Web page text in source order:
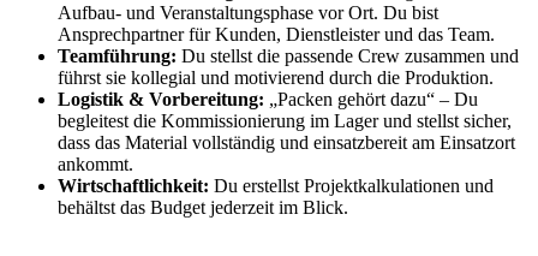
Aufbau- und Veranstaltungsphase vor Ort. Du bist
Ansprechpartner für Kunden, Dienstleister und das Team.
Teamführung: Du stellst die passende Crew zusammen und
führst sie kollegial und motivierend durch die Produktion.
Logistik & Vorbereitung: „Packen gehört dazu“ – Du
begleitest die Kommissionierung im Lager und stellst sicher,
dass das Material vollständig und einsatzbereit am Einsatzort
ankommt.
Wirtschaftlichkeit: Du erstellst Projektkalkulationen und
behältst das Budget jederzeit im Blick.